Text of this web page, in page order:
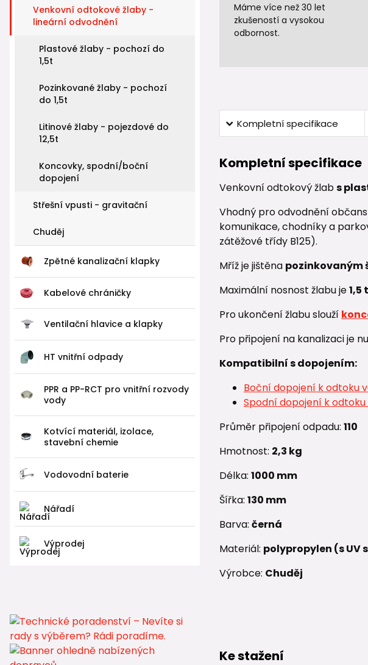
Venkovní odtokové žlaby -
lineární odvodnění
Plastové žlaby - pochozí do
1,5t
Pozinkované žlaby - pochozí
do 1,5t
Litinové žlaby - pojezdové do
12,5t
Koncovky, spodní/boční
dopojení
Střešní vpusti - gravitační
Chuděj
Zpětné kanalizační klapky
Kabelové chráničky
Ventilační hlavice a klapky
HT vnitřní odpady
PPR a PP-RCT pro vnitřní rozvody
vody
Kotvící materiál, izolace,
stavební chemie
Vodovodní baterie
Nářadí
Výprodej
Máme více než 30 let
zkušeností a vysokou
odbornost.
Kompletní specifikace
Kompletní specifikace
Venkovní odtokový žlabs
Vhodný pro odvodnění
komunikace, chodníky a
zátěžové třídy B125).
Mříž je jištěna pozinkovaným
Maximální nosnost žlabu je1,5
Pro ukončení žlabu slouží
Pro připojení na kanalizaci je
Kompatibilní s dopojením:
Boční dopojení k odtoku
Spodní dopojení k odtoku
Průměr připojení odpadu: 110
Hmotnost: 2,3 kg
Délka: 1000 mm
Šířka: 130 mm
Barva: černá
Materiál: polypropylen (s UV
Výrobce: Chuděj
Ke stažení